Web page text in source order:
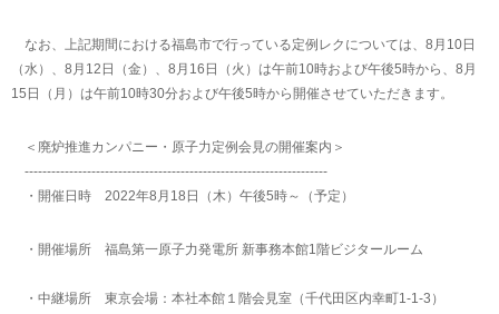
なお、上記期間における福島市で行っている定例レクについては、8月10日
（水）、8月12日（金）、8月16日（火）は午前10時および午後5時から、8月
15日（月）は午前10時30分および午後5時から開催させていただきます。
＜廃炉推進カンパニー・原子力定例会見の開催案内＞
--------------------------------------------------------------------
・開催日時 2022年8月18日（木）午後5時～（予定）
・開催場所 福島第一原子力発電所 新事務本館1階ビジタールーム
・中継場所 東京会場：本社本館１階会見室（千代田区内幸町1-1-3）